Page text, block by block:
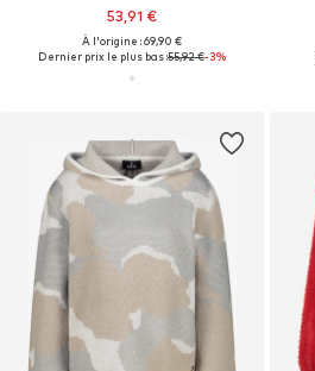
53,91 €
À l'origine : 69,90 €
Dernier prix le plus bas :55,92 €-3%